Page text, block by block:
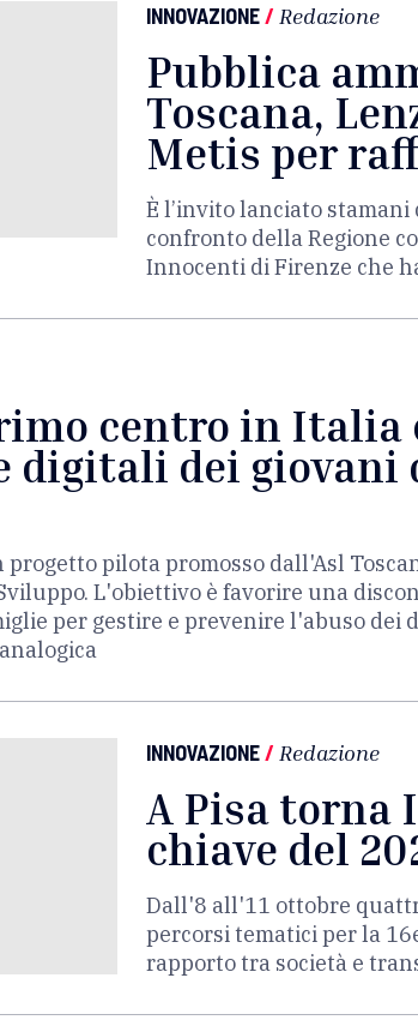
INNOVAZIONE/ Redazione
Pubblica
Toscana,
Metis per
È l’invito lanciato stamani
confronto della Regione
Innocenti di Firenze che
centro in Italia
digitali dei giovani
progetto pilota promosso dall'Asl
L'obiettivo è favorire una
per gestire e prevenire l'abuso dei
INNOVAZIONE/ Redazione
A Pisa torna
chiave del
Dall'8 all'11 ottobre
percorsi tematici per la
rapporto tra società e